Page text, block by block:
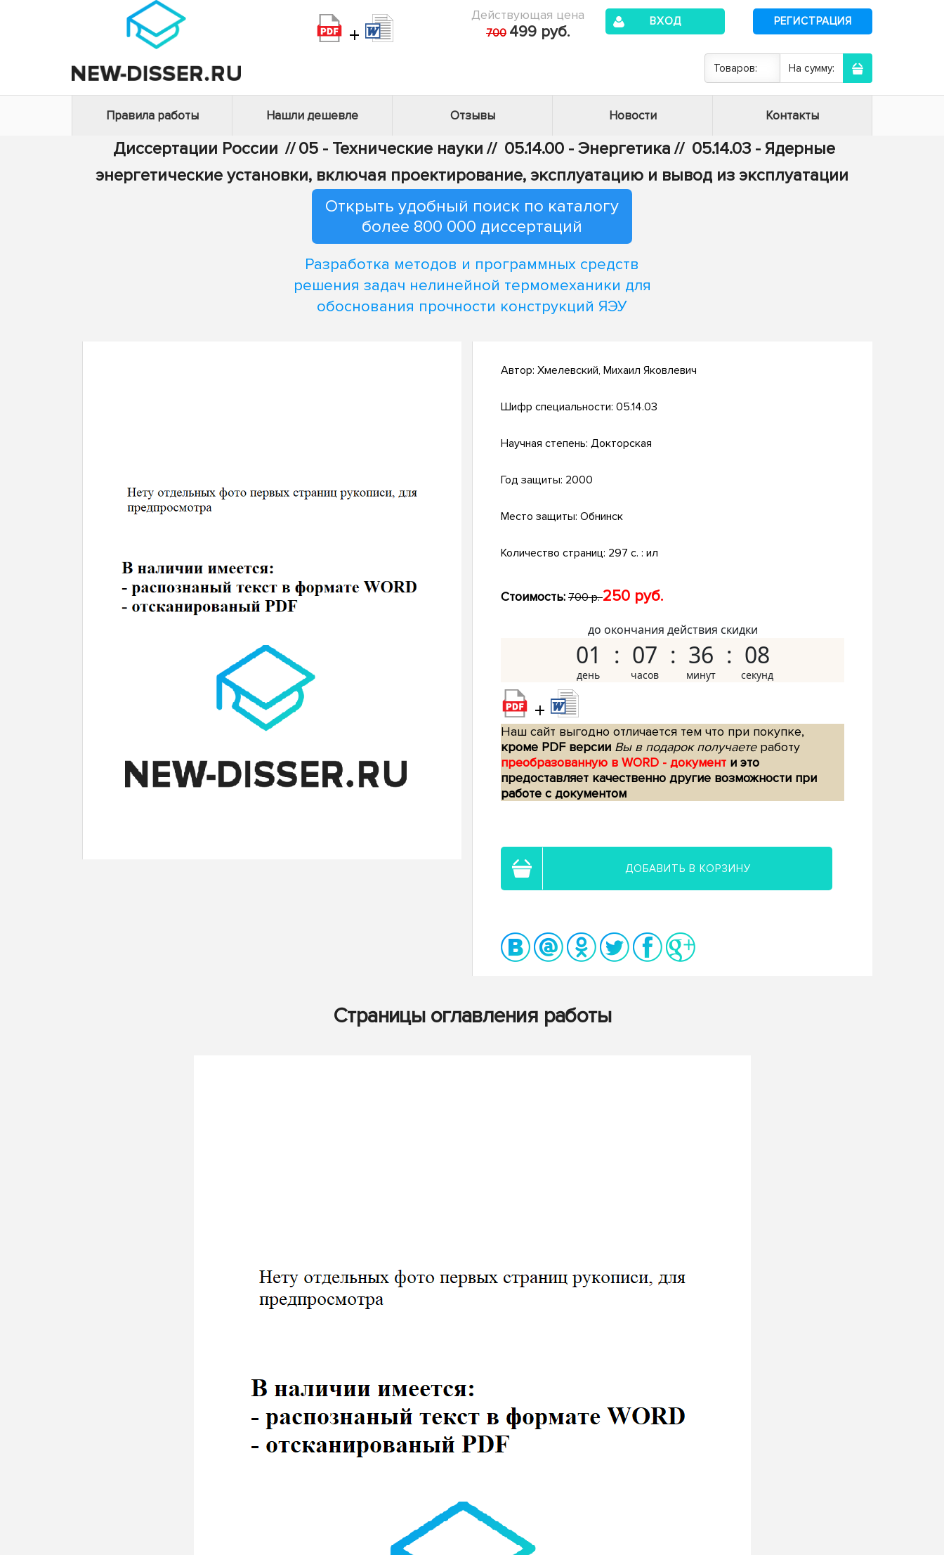
+
Действующая цена
700 499 руб.
ВХОД РЕГИСТРАЦИЯ
Товаров: На сумму:
Правила работы Нашли дешевле Отзывы Новости Контакты
Диссертации России // 05 - Технические науки // 05.14.00 - Энергетика // 05.14.03 - Ядерные
энергетические установки, включая проектирование, эксплуатацию и вывод из эксплуатации
Открыть удобный поиск по каталогу
более 800 000 диссертаций
Разработка методов и программных средств
решения задач нелинейной термомеханики для
обоснования прочности конструкций ЯЭУ
Автор: Хмелевский, Михаил Яковлевич
Шифр специальности: 05.14.03
Научная степень: Докторская
Год защиты: 2000
Место защиты: Обнинск
Количество страниц: 297 с. : ил
Стоимость: 700 р.250 руб.
до окончания действия скидки
01 07 36 07
+
Наш сайт выгодно отличается тем что при покупке,
кроме PDF версии Вы в подарок получаетеработу
преобразованную в WORD - документ и это
предоставляет качественно другие возможности при
работе с документом
ДОБАВИТЬ В КОРЗИНУ
Страницы оглавления работы